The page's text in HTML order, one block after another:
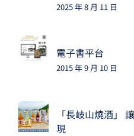
2025 年 8 月 11 日
電子書平台
2015 年 9 月 10 日
「長岐山燒酒」
現